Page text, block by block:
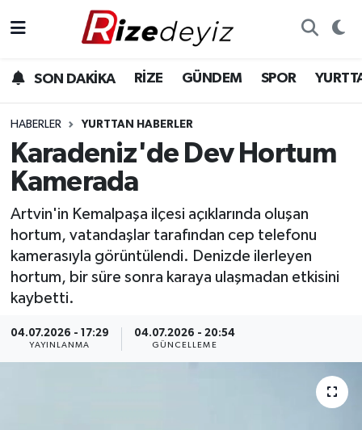
SON DAKİKA RİZE GÜNDEM SPOR
HABERLER YURTTAN HABERLER
Karadeniz'de Dev Hortum
Kamerada
Artvin'in Kemalpaşa ilçesi açıklarında oluşan
hortum, vatandaşlar tarafından cep telefonu
kamerasıyla görüntülendi. Denizde ilerleyen
hortum, bir süre sonra karaya ulaşmadan etkisini
kaybetti.
04.07.2026 - 17:29
YAYINLANMA
04.07.2026 - 20:54
GÜNCELLEME
Gündem
Yurttan Haberler
Ekonomi
Sağlık
Rize Hava Durumu
Rize Trafik Yoğunluk Haritası
Süper Lig Puan Durumu ve Fikstür
Tüm Manşetler
Son Dakika Haberleri